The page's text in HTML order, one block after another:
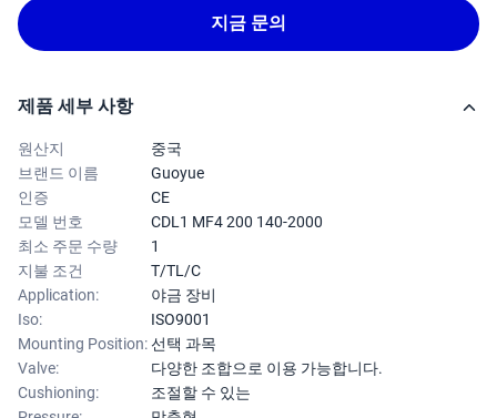
지금 문의
제품 세부 사항
원산지
중국
브랜드 이름
Guoyue
인증
CE
모델 번호
CDL1 MF4 200 140-2000
최소 주문 수량
1
지불 조건
T/TL/C
Application:
야금 장비
Iso:
ISO9001
Mounting Position:선택 과목
Valve:
다양한 조합으로 이용 가능합니다.
Cushioning:
조절할 수 있는